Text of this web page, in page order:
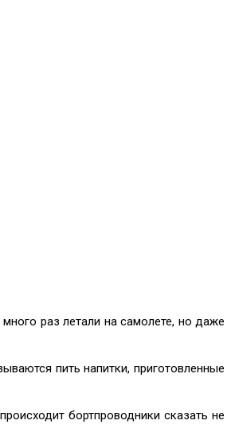
раз летали на самолете, но даже
пить напитки, приготовленные
бортпроводники сказать не